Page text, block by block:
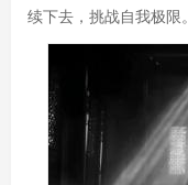
续下去，挑战自我极限